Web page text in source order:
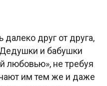
друг от друга,
и бабушки
любовью», не требуя
им тем же и даже